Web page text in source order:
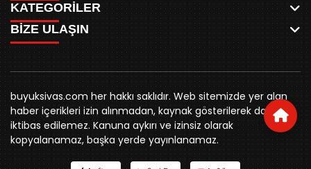
ANASAYFA
AKSU CANLI
MEYDAN CANLI
MEDRESELER CANLI
MERAKÜM CANLI
YUKARI TEKKE CANLI
KURUMSAL KİMLİK
REKLAM FİYATLARI
BİZE ULAŞIN
KÜNYE
KATEGORİLER
WHATSAPP
SPOR
SİYASET
BELEDİYE
SİVAS VALİLİĞİ
ÜNİVERSİTE
KURUMLAR
STK
YORUM
BİZE ULAŞIN
0346 221 00 60
buyuksivashaber@gmail.com
Örtülüpınar Mah. İnönü Bulvarı Özkahya Apt. Kat:3 D:7
Sivas
buyuksivas.com her hakkı saklıdır. Web sitemizde yer alan
haber içerikleri izin alınmadan, kaynak gösterilerek dahi
iktibas edilemez. Kanuna aykırı ve izinsiz olarak
kopyalanamaz, başka yerde yayınlanamaz.